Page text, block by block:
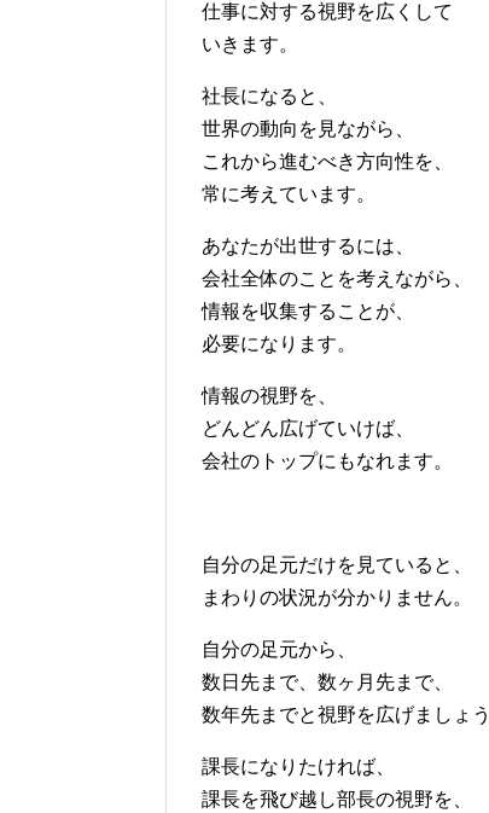
仕事に対する視野を広くして
いきます。
社長になると、
世界の動向を見ながら、
これから進むべき方向性を、
常に考えています。
あなたが出世するには、
会社全体のことを考えながら、
情報を収集することが、
必要になります。
情報の視野を、
どんどん広げていけば、
会社のトップにもなれます。
自分の足元だけを見ていると、
まわりの状況が分かりません。
自分の足元から、
数日先まで、数ヶ月先まで、
数年先までと視野を広げましょう
課長になりたければ、
課長を飛び越し部長の視野を、